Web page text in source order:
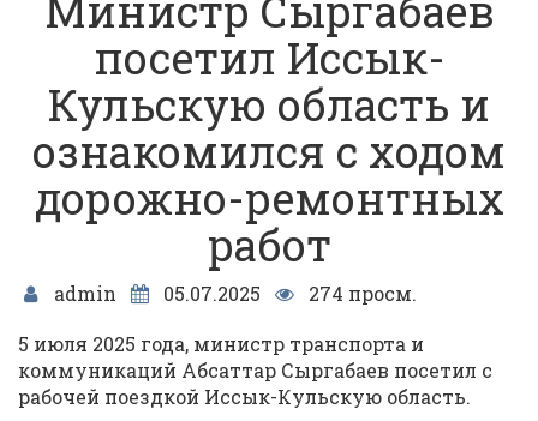
посетил Иссык-
Кульскую область и
ознакомился с ходом
дорожно-ремонтных
работ
admin 05.07.2025
274 просм.
5 июля 2025 года, министр транспорта и
коммуникаций Абсаттар Сыргабаев посетил с
рабочей поездкой Иссык-Кульскую область.